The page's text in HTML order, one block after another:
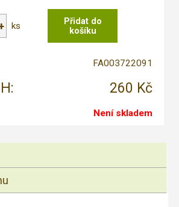
ks
FA003722091
260 Kč
Není skladem